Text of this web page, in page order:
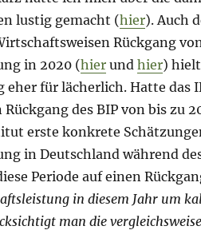
lustig gemacht (hier). Auch
Rückgang
in 2020 (hierund hier)
für lächerlich. Hatte das
des BIP von bis zu
erste konkrete
in Deutschland während
Periode auf einen
in diesem Jahr um
man die